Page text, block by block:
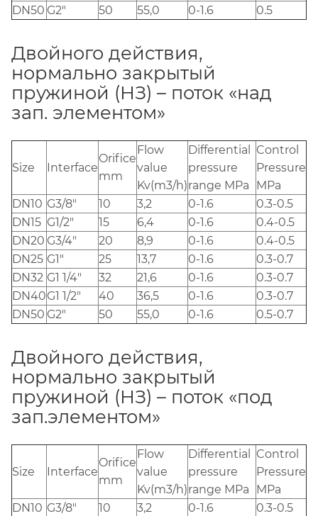
DN50 G2" 50 55,0 0-1.6 0.5
Двойного действия,
нормально закрытый
пружиной (НЗ) – поток «над
зап. элементом»
Size Interface
Orifice
mm
Flow
value
Kv(m3/h)
Differential
pressure
range MPa
Control
Pressure
MPa
DN10 G3/8" 10 3,2 0-1.6
0.3-0.5
DN15 G1/2" 15 6,4 0-1.6
0.4-0.5
DN20 G3/4" 20 8,9 0-1.6
0.4-0.5
DN25 G1" 25 13,7 0-1.6
0.3-0.7
DN32 G1 1/4" 32 21,6 0-1.6
0.3-0.7
DN40G1 1/2" 40 36,5 0-1.6
0.3-0.7
DN50 G2" 50 55,0 0-1.6 0.5-0.7
Двойного действия,
нормально закрытый
пружиной (НЗ) – поток «под
зап.элементом»
Size Interface
Orifice
mm
Flow
value
Kv(m3/h)
Differential
pressure
range MPa
Control
Pressure
MPa
DN10 G3/8" 10 3,2 0-1.6
0.3-0.5